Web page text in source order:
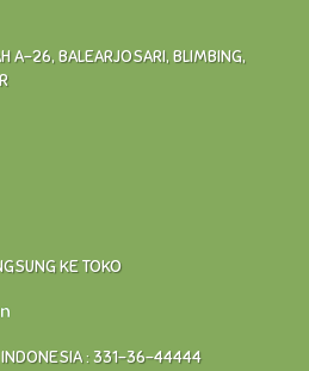
A-26, BALEARJOSARI, BLIMBING,
KE TOKO
INDONESIA : 331-36-44444